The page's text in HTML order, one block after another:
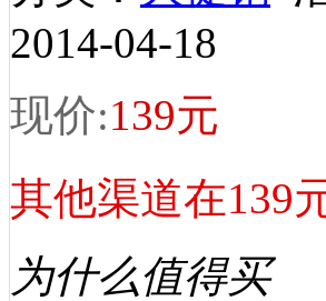
2014-04-18
现价:139元
其他渠道在139
为什么值得买